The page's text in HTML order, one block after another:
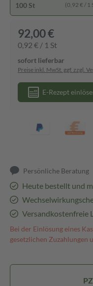
100 St (0,92 € / 1
92,00 €
0,92 € / 1 St
sofort lieferbar
Preise inkl. MwSt. ggf. zzgl.
E-Rezept
Persönliche Beratung
Heute bestellt und
Versandkostenfreie
Bei der Einlösung eines
gesetzlichen Zuzahlungen